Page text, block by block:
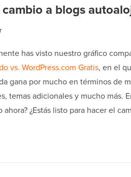
a blogs
has visto nuestro gráfico
vs. WordPress.com Gratis, en el
gana por mucho en términos de
temas adicionales y mucho más.
ahora? ¿Estás listo para hacer el